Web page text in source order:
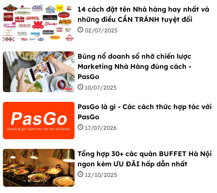
14 cách đặt tên Nhà hàng hay nhất và
những điều CẦN TRÁNH tuyệt đối
02/07/2025
Bùng nổ doanh số nhờ chiến lược
Marketing Nhà Hàng đúng cách -
PasGo
10/07/2025
PasGo là gì - Các cách thức hợp tác với
PasGo
17/07/2026
Tổng hợp 30+ các quán BUFFET Hà Nội
ngon kèm ƯU ĐÃI hấp dẫn nhất
12/10/2025